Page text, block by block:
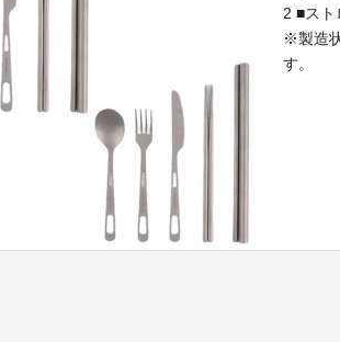
2 ■ス
※製造
す。